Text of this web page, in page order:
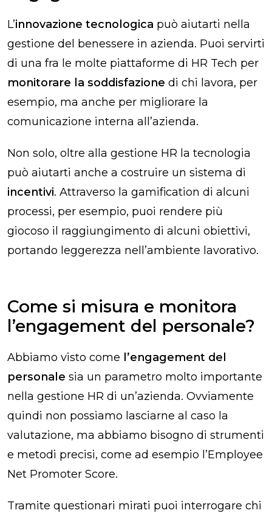
L’innovazione tecnologica può aiutarti nella
gestione del benessere in azienda. Puoi servirti
di una fra le molte piattaforme di HR Tech per
monitorare la soddisfazione di chi lavora, per
esempio, ma anche per migliorare la
comunicazione interna all’azienda.
Non solo, oltre alla gestione HR la tecnologia
può aiutarti anche a costruire un sistema di
incentivi. Attraverso la gamification di alcuni
processi, per esempio, puoi rendere più
giocoso il raggiungimento di alcuni obiettivi,
portando leggerezza nell’ambiente lavorativo.
Come si misura e monitora
l’engagement del personale?
Abbiamo visto come l’engagement del
personale sia un parametro molto importante
nella gestione HR di un’azienda. Ovviamente
quindi non possiamo lasciarne al caso la
valutazione, ma abbiamo bisogno di strumenti
e metodi precisi, come ad esempio l’Employee
Net Promoter Score.
Tramite questionari mirati puoi interrogare chi